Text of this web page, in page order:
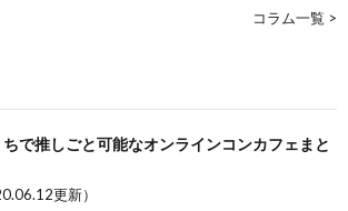
コラム一覧 >
ちで推しごと可能なオンラインコンカフェまと
更新）